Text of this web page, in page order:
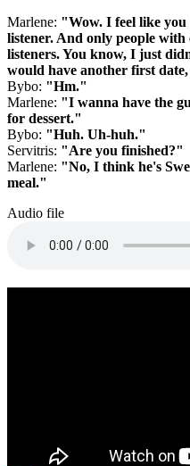
Marlene: "Wow. I feel like you
listener. And only people with
listeners. You know, I just
would have another first
Bybo: "Hm."
Marlene: "I wanna have the
for dessert."
Bybo: "Huh. Uh-huh."
Servitris: "Are you finished?"
Marlene: "No, I think he's
meal."
Audio file